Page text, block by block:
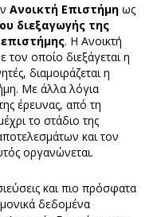
Ανοικτή Επιστήμη ως
διεξαγωγής της
. Η Ανοικτή
τον οποίο διεξάγεται η
διαμοιράζεται η
Με άλλα λόγια
έρευνας, από τη
το στάδιο της
και τον
οργανώνεται.
και πιο πρόσφατα
δεδομένα